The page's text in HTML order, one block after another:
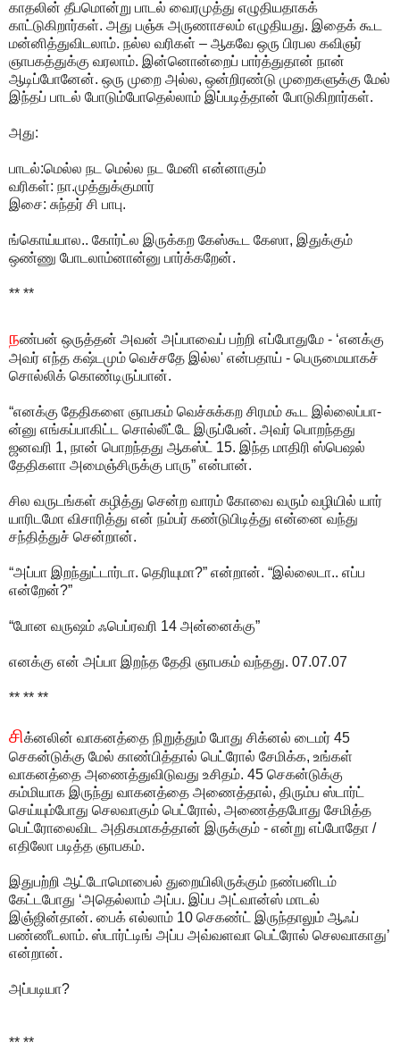
காதலின் தீபமொன்று பாடல் வைரமுத்து எழுதியதாகக்
காட்டுகிறார்கள். அது பஞ்சு அருணாசலம் எழுதியது. இதைக் கூட
மன்னித்துவிடலாம். நல்ல வரிகள் – ஆகவே ஒரு பிரபல கவிஞர்
ஞாபகத்துக்கு வரலாம். இன்னொன்றைப் பார்த்துதான் நான்
ஆடிப்போனேன். ஒரு முறை அல்ல, ஒன்றிரண்டு முறைகளுக்கு மேல்
இந்தப் பாடல் போடும்போதெல்லாம் இப்படித்தான் போடுகிறார்கள்.
அது:
பாடல்:மெல்ல நட மெல்ல நட மேனி என்னாகும்
வரிகள்: நா.முத்துக்குமார்
இசை: சுந்தர் சி பாபு.
ங்கொய்யால.. கோர்ட்ல இருக்கற கேஸ்கூட கேஸா, இதுக்கும்
ஒண்ணு போடலாம்னான்னு பார்க்கறேன்.
** **
நண்பன் ஒருத்தன் அவன் அப்பாவைப் பற்றி எப்போதுமே - ‘எனக்கு
அவர் எந்த கஷ்டமும் வெச்சதே இல்ல' என்பதாய் - பெருமையாகச்
சொல்லிக் கொண்டிருப்பான்.
“எனக்கு தேதிகளை ஞாபகம் வெச்சுக்கற சிரமம் கூட இல்லைப்பா-
ன்னு எங்கப்பாகிட்ட சொல்லீட்டே இருப்பேன். அவர் பொறந்தது
ஜனவரி 1, நான் பொறந்தது ஆகஸ்ட் 15. இந்த மாதிரி ஸ்பெஷல்
தேதிகளா அமைஞ்சிருக்கு பாரு” என்பான்.
சில வருடங்கள் கழித்து சென்ற வாரம் கோவை வரும் வழியில் யார்
யாரிடமோ விசாரித்து என் நம்பர் கண்டுபிடித்து என்னை வந்து
சந்தித்துச் சென்றான்.
“அப்பா இறந்துட்டார்டா. தெரியுமா?” என்றான். “இல்லைடா.. எப்ப
என்றேன்?”
“போன வருஷம் ஃபெப்ரவரி 14 அன்னைக்கு”
எனக்கு என் அப்பா இறந்த தேதி ஞாபகம் வந்தது. 07.07.07
** ** **
சிக்னலின் வாகனத்தை நிறுத்தும் போது சிக்னல் டைமர் 45
செகன்டுக்கு மேல் காண்பித்தால் பெட்ரோல் சேமிக்க, உங்கள்
வாகனத்தை அணைத்துவிடுவது உசிதம். 45 செகன்டுக்கு
கம்மியாக இருந்து வாகனத்தை அணைத்தால், திரும்ப ஸ்டார்ட்
செய்யும்போது செலவாகும் பெட்ரோல், அணைத்தபோது சேமித்த
பெட்ரோலைவிட அதிகமாகத்தான் இருக்கும் - என்று எப்போதோ /
எதிலோ படித்த ஞாபகம்.
இதுபற்றி ஆட்டோமொபைல் துறையிலிருக்கும் நண்பனிடம்
கேட்டபோது ‘அதெல்லாம் அப்ப. இப்ப அட்வான்ஸ் மாடல்
இஞ்ஜின்தான். பைக் எல்லாம் 10 செகண்ட் இருந்தாலும் ஆஃப்
பண்ணீடலாம். ஸ்டார்ட்டிங் அப்ப அவ்வளவா பெட்ரோல் செலவாகாது’
என்றான்.
அப்படியா?
** **